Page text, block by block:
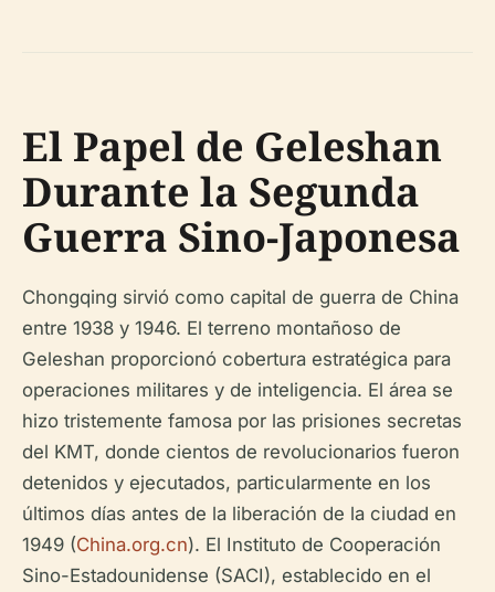
El Papel de Geleshan
Durante la Segunda
Guerra Sino-Japonesa
Chongqing sirvió como capital de guerra de China
entre 1938 y 1946. El terreno montañoso de
Geleshan proporcionó cobertura estratégica para
operaciones militares y de inteligencia. El área se
hizo tristemente famosa por las prisiones secretas
del KMT, donde cientos de revolucionarios fueron
detenidos y ejecutados, particularmente en los
últimos días antes de la liberación de la ciudad en
1949 (China.org.cn). El Instituto de Cooperación
Sino-Estadounidense (SACI), establecido en el